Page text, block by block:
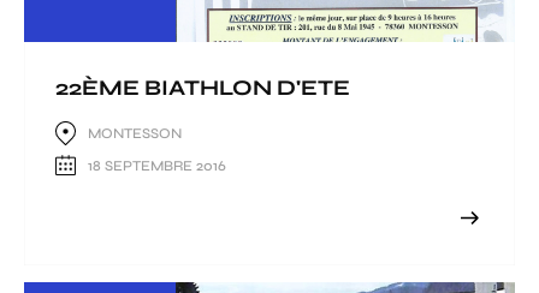
22ÈME BIATHLON D'ETE
MONTESSON
18 SEPTEMBRE 2016